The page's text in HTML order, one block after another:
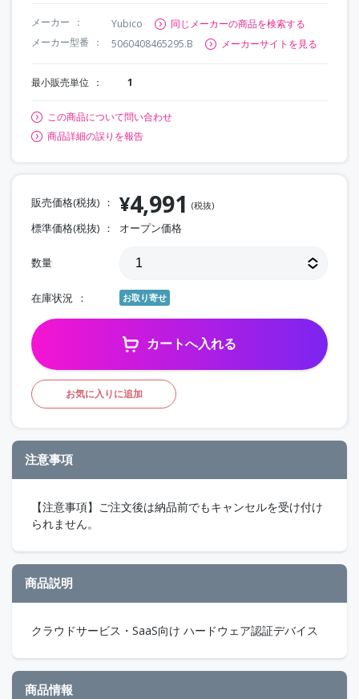
メーカー Yubico
同じメーカーの商品を検索する
メーカー型番
5060408465295.B メーカーサイトを見る
最小販売単位 1
この商品について問い合わせ
商品詳細の誤りを報告
販売価格(税抜) ¥4,991 (税抜)
標準価格(税抜) オープン価格
数量
在庫状況 お取り寄せ
カートへ入れる
お気に入りに追加
注意事項
【注意事項】ご注文後は納品前でもキャンセルを受け付け
られません。
商品説明
クラウドサービス・SaaS向け ハードウェア認証デバイス
商品情報